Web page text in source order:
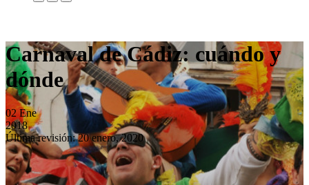
Carnaval de Cádiz: cuándo y
dónde
02 Ene
2018
Última revisión: 20 enero, 2020